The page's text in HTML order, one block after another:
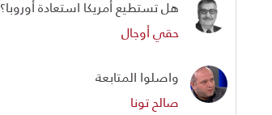
هل تستطيع أمريكا استعادة أوروبا؟
حقي أوجال
واصلوا المتابعة
صالح تونا